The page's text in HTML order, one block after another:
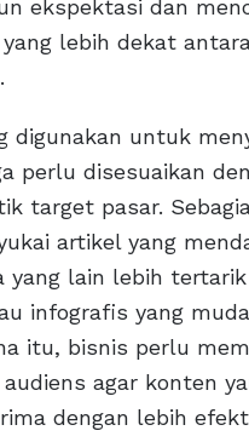
ekspektasi dan
lebih dekat
digunakan untuk
perlu disesuaikan
target pasar.
artikel yang
yang lain lebih tertarik
infografis yang
itu, bisnis perlu
agar konten
dengan lebih